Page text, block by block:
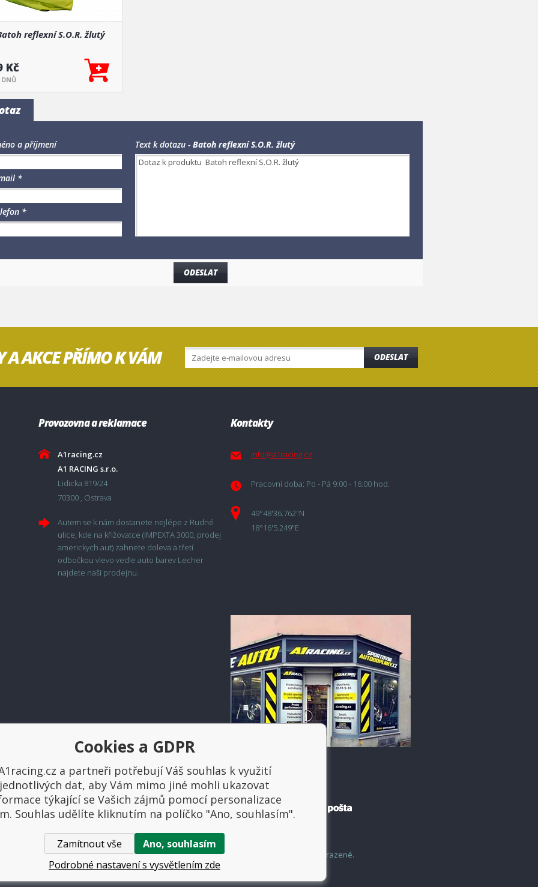
reflexní S.O.R. žlutý
Kč
DNŮ
a příjmení
*
*
Text k dotazu - Batoh reflexní S.O.R. žlutý
A AKCE PŘÍMO K VÁM ODESLAT
Provozovna a reklamace
A1racing.cz
A1 RACING s.r.o.
Lidicka 819/24
70300 , Ostrava
Autem se k nám dostanete nejlépe z Rudné
ulice, kde na křižovatce (IMPEXTA 3000, prodej
americkych aut) zahnete doleva a třetí
odbočkou vlevo vedle auto barev Lecher
najdete naši prodejnu.
Kontakty
info@a1racing.cz
Pracovní doba: Po - Pá 9:00 - 16:00 hod.
49°48'36.762"N
18°16'5.249"E
Platba a doprava
- Tuning shop, sportovní autodoplňky, tuning auta. Všechny práva vyhrazené.
Tvorbu webové stránkyzajistilBINARGON.cz
Cookies a GDPR
a partneři potřebují Váš souhlas k využití
jednotlivých dat, aby Vám mimo jiné mohli ukazovat
týkající se Vašich zájmů pomocí personalizace
Souhlas udělíte kliknutím na políčko "Ano, souhlasím".
Zamítnout vše
Ano, souhlasím
Podrobné nastavení s vysvětlením zde